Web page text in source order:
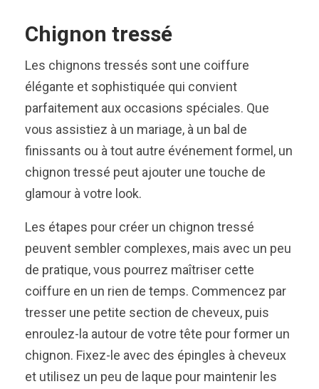
Chignon tressé
Les chignons tressés sont une coiffure
élégante et sophistiquée qui convient
parfaitement aux occasions spéciales. Que
vous assistiez à un mariage, à un bal de
finissants ou à tout autre événement formel, un
chignon tressé peut ajouter une touche de
glamour à votre look.
Les étapes pour créer un chignon tressé
peuvent sembler complexes, mais avec un peu
de pratique, vous pourrez maîtriser cette
coiffure en un rien de temps. Commencez par
tresser une petite section de cheveux, puis
enroulez-la autour de votre tête pour former un
chignon. Fixez-le avec des épingles à cheveux
et utilisez un peu de laque pour maintenir les